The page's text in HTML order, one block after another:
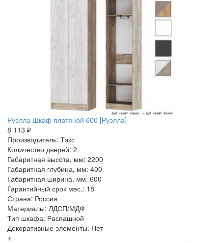
Руэлла Шкаф платяной 600 [Руэлла]
8 113 ₽
Производитель: Тэкс
Количество дверей: 2
Габаритная высота, мм: 2200
Габаритная глубина, мм: 400
Габаритная ширина, мм: 600
Гарантийный срок мес.: 18
Страна: Россия
Материалы: ЛДСП/МДФ
Тип шкафа: Распашной
Декоративные элементы: Нет
+